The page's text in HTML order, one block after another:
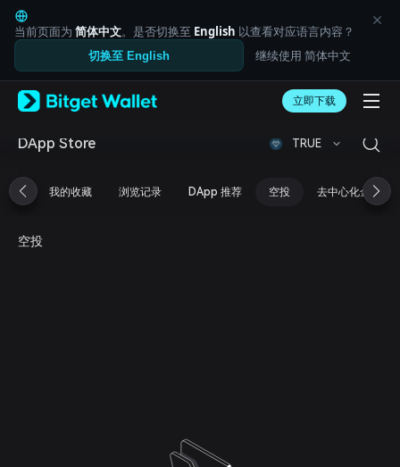
English
日本語
Tiếng Việt
Русский
Español (Latinoamérica)
Türkçe
Français
简体中文
繁體中文
Bahasa Indonesia
ภาษาไทย
当前页面为 简体中文。是否切换至 English 以查看对应语言内容？
切换至 English 继续使用 简体中文
立即下载
DApp Store TRUE
我的收藏 浏览记录 DApp 推荐 空投 去中心化金融
空投